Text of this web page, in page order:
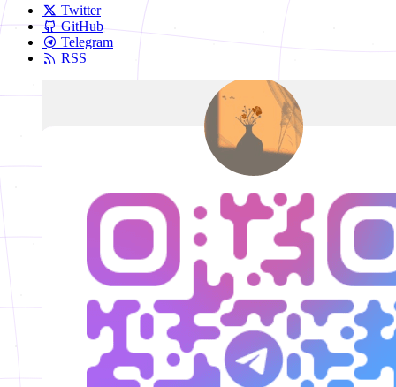
Twitter
GitHub
Telegram
RSS